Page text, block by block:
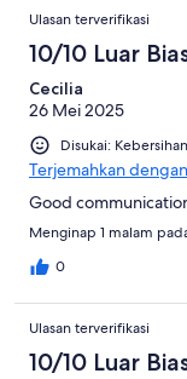
Ulasan terverifikasi
10/10 Luar
Cecilia
26 Mei 2025
Disukai:
Terjemahkan
Good
Menginap 1 malam
0
Ulasan terverifikasi
10/10 Luar